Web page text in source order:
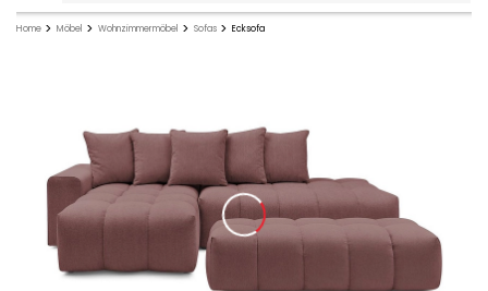
Home Möbel Wohnzimmermöbel Sofas Ecksofa